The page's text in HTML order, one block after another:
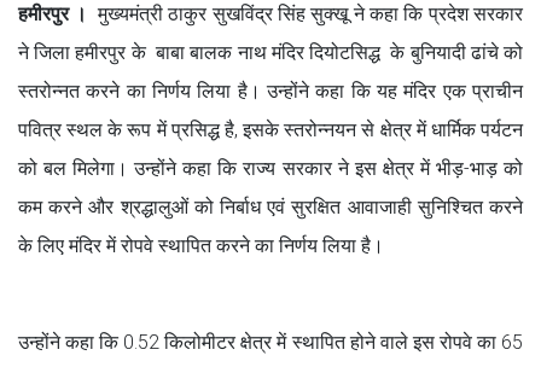
हमीरपुर । मुख्यमंत्री ठाकुर सुखविंद्र सिंह सुक्खू ने कहा कि प्रदेश सरकार
ने जिला हमीरपुर के बाबा बालक नाथ मंदिर दियोटसिद्ध के बुनियादी ढांचे को
स्तरोन्नत करने का निर्णय लिया है। उन्होंने कहा कि यह मंदिर एक प्राचीन
पवित्र स्थल के रूप में प्रसिद्ध है, इसके स्तरोन्नयन से क्षेत्र में धार्मिक पर्यटन
को बल मिलेगा। उन्होंने कहा कि राज्य सरकार ने इस क्षेत्र में भीड़-भाड़ को
कम करने और श्रद्धालुओं को निर्बाध एवं सुरक्षित आवाजाही सुनिश्चित करने
के लिए मंदिर में रोपवे स्थापित करने का निर्णय लिया है।
उन्होंने कहा कि 0.52 किलोमीटर क्षेत्र में स्थापित होने वाले इस रोपवे का 65